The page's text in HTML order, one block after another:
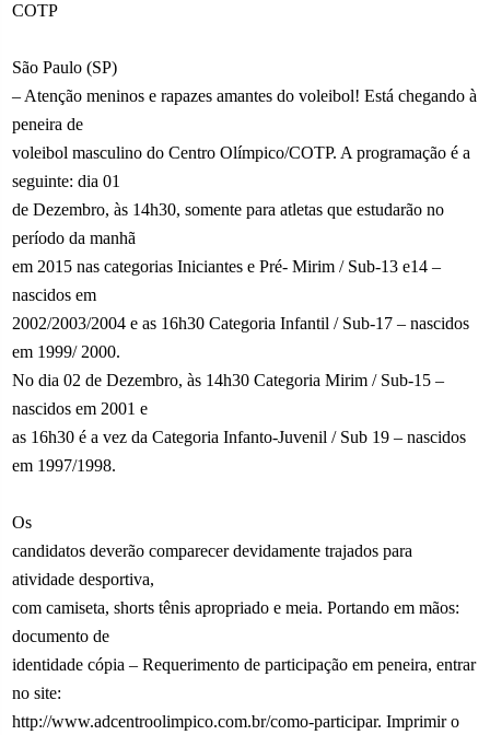
COTP
São Paulo (SP)
– Atenção meninos e rapazes amantes do voleibol! Está chegando à
peneira de
voleibol masculino do Centro Olímpico/COTP. A programação é a
seguinte: dia 01
de Dezembro, às 14h30, somente para atletas que estudarão no
período da manhã
em 2015 nas categorias Iniciantes e Pré- Mirim / Sub-13 e14 –
nascidos em
2002/2003/2004 e as 16h30 Categoria Infantil / Sub-17 – nascidos
em 1999/ 2000.
No dia 02 de Dezembro, às 14h30 Categoria Mirim / Sub-15 –
nascidos em 2001 e
as 16h30 é a vez da Categoria Infanto-Juvenil / Sub 19 – nascidos
em 1997/1998.
Os
candidatos deverão comparecer devidamente trajados para
atividade desportiva,
com camiseta, shorts tênis apropriado e meia. Portando em mãos:
documento de
identidade cópia – Requerimento de participação em peneira, entrar
no site:
http://www.adcentroolimpico.com.br/como-participar. Imprimir o